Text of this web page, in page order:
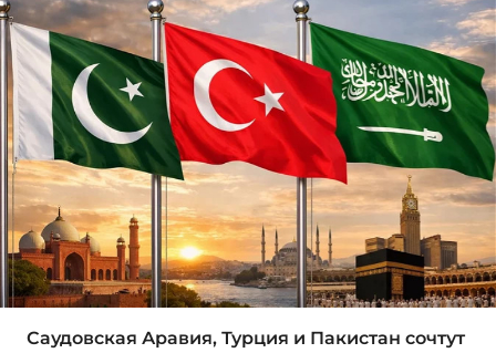
Саудовская Аравия, Турция и Пакистан сочтут